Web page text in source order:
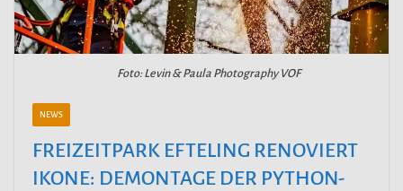
Foto: Levin & Paula Photography VOF
NEWS
FREIZEITPARK EFTELING RENOVIERT
IKONE: DEMONTAGE DER PYTHON-